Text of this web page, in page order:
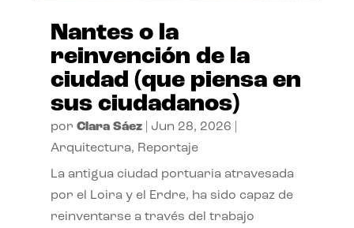
Nantes o la
reinvención de la
ciudad (que piensa en
sus ciudadanos)
por Clara Sáez| Jun 28, 2026
Arquitectura, Reportaje
La antigua ciudad portuaria atravesada
por el Loira y el Erdre, ha sido capaz de
reinventarse a través del trabajo